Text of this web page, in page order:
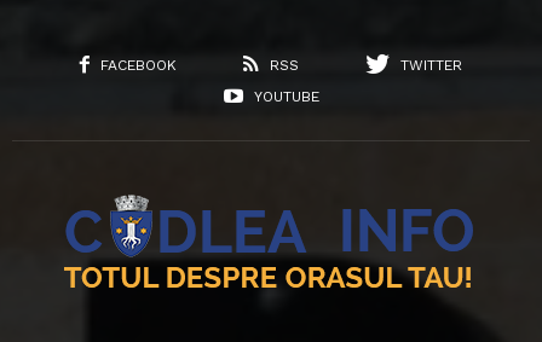
FACEBOOK RSS
TWITTER
YOUTUBE